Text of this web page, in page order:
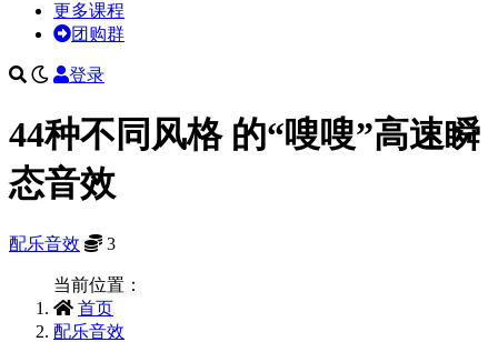
更多课程
团购群
登录
44种不同风格 的“嗖嗖”高速瞬
态音效
配乐音效 3
当前位置：
首页
配乐音效